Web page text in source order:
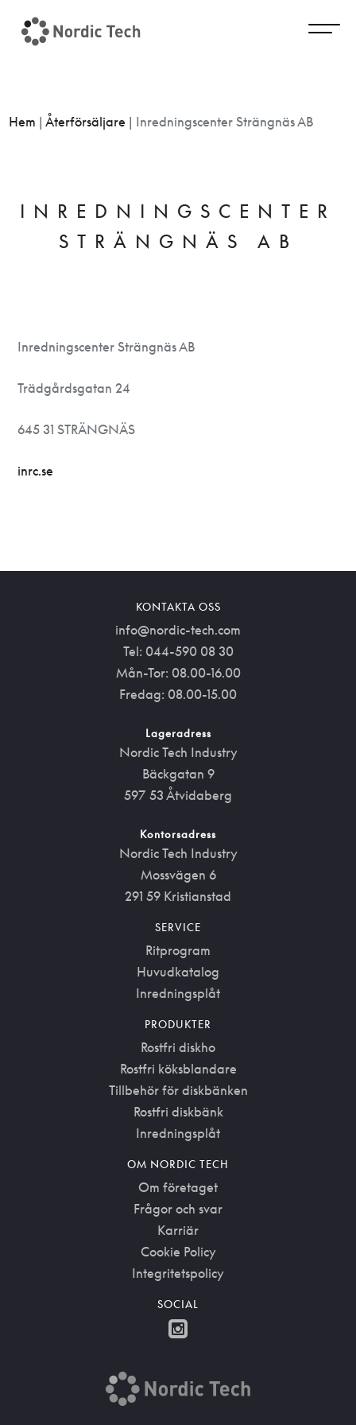
Hem |Återförsäljare | Inredningscenter Strängnäs AB
INREDNINGSCENTER
STRÄNGNÄS AB
Inredningscenter Strängnäs AB
Trädgårdsgatan 24
645 31 STRÄNGNÄS
inrc.se
KONTAKTA OSS
info@nordic-tech.com
Tel: 044-590 08 30
Mån-Tor: 08.00-16.00
Fredag: 08.00-15.00
Lageradress
Nordic Tech Industry
Bäckgatan 9
597 53 Åtvidaberg
Kontorsadress
Nordic Tech Industry
Mossvägen 6
291 59 Kristianstad
SERVICE
Ritprogram
Huvudkatalog
Inredningsplåt
PRODUKTER
Rostfri diskho
Rostfri köksblandare
Tillbehör för diskbänken
Rostfri diskbänk
Inredningsplåt
OM NORDIC TECH
Om företaget
Frågor och svar
Karriär
Cookie Policy
Integritetspolicy
SOCIAL